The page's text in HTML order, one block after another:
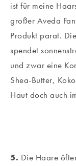
ist für meine
großer Aveda
Produkt parat. Die
spendet
und zwar eine
Shea-Butter,
Haut doch auch
5. Die Haare